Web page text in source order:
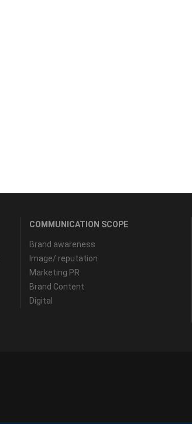
COMMUNICATION SCOPE
Brand awareness
Image/ reputation
Marketing PR
Brand Content
Digital